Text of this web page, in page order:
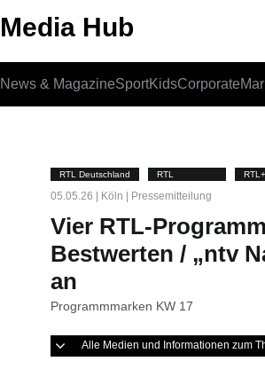
Media Hub
News & MagazineSportKidsCorporate
RTL Deutschland RTL RTL+
05.05.26 | Köln | Pressemitteilung
Vier RTL-
Bestwerten / „ntv
an
Programmmarken KW 17
Alle Medien und Informationen zum